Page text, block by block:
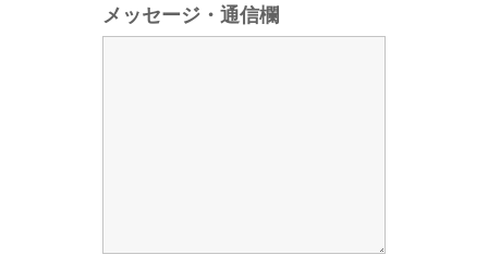
メッセージ・通信欄